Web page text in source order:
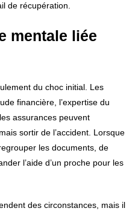
de récupération.
mentale liée
du choc initial. Les
financière, l’expertise du
assurances peuvent
sortir de l’accident. Lorsque
les documents, de
l’aide d’un proche pour les
des circonstances, mais il